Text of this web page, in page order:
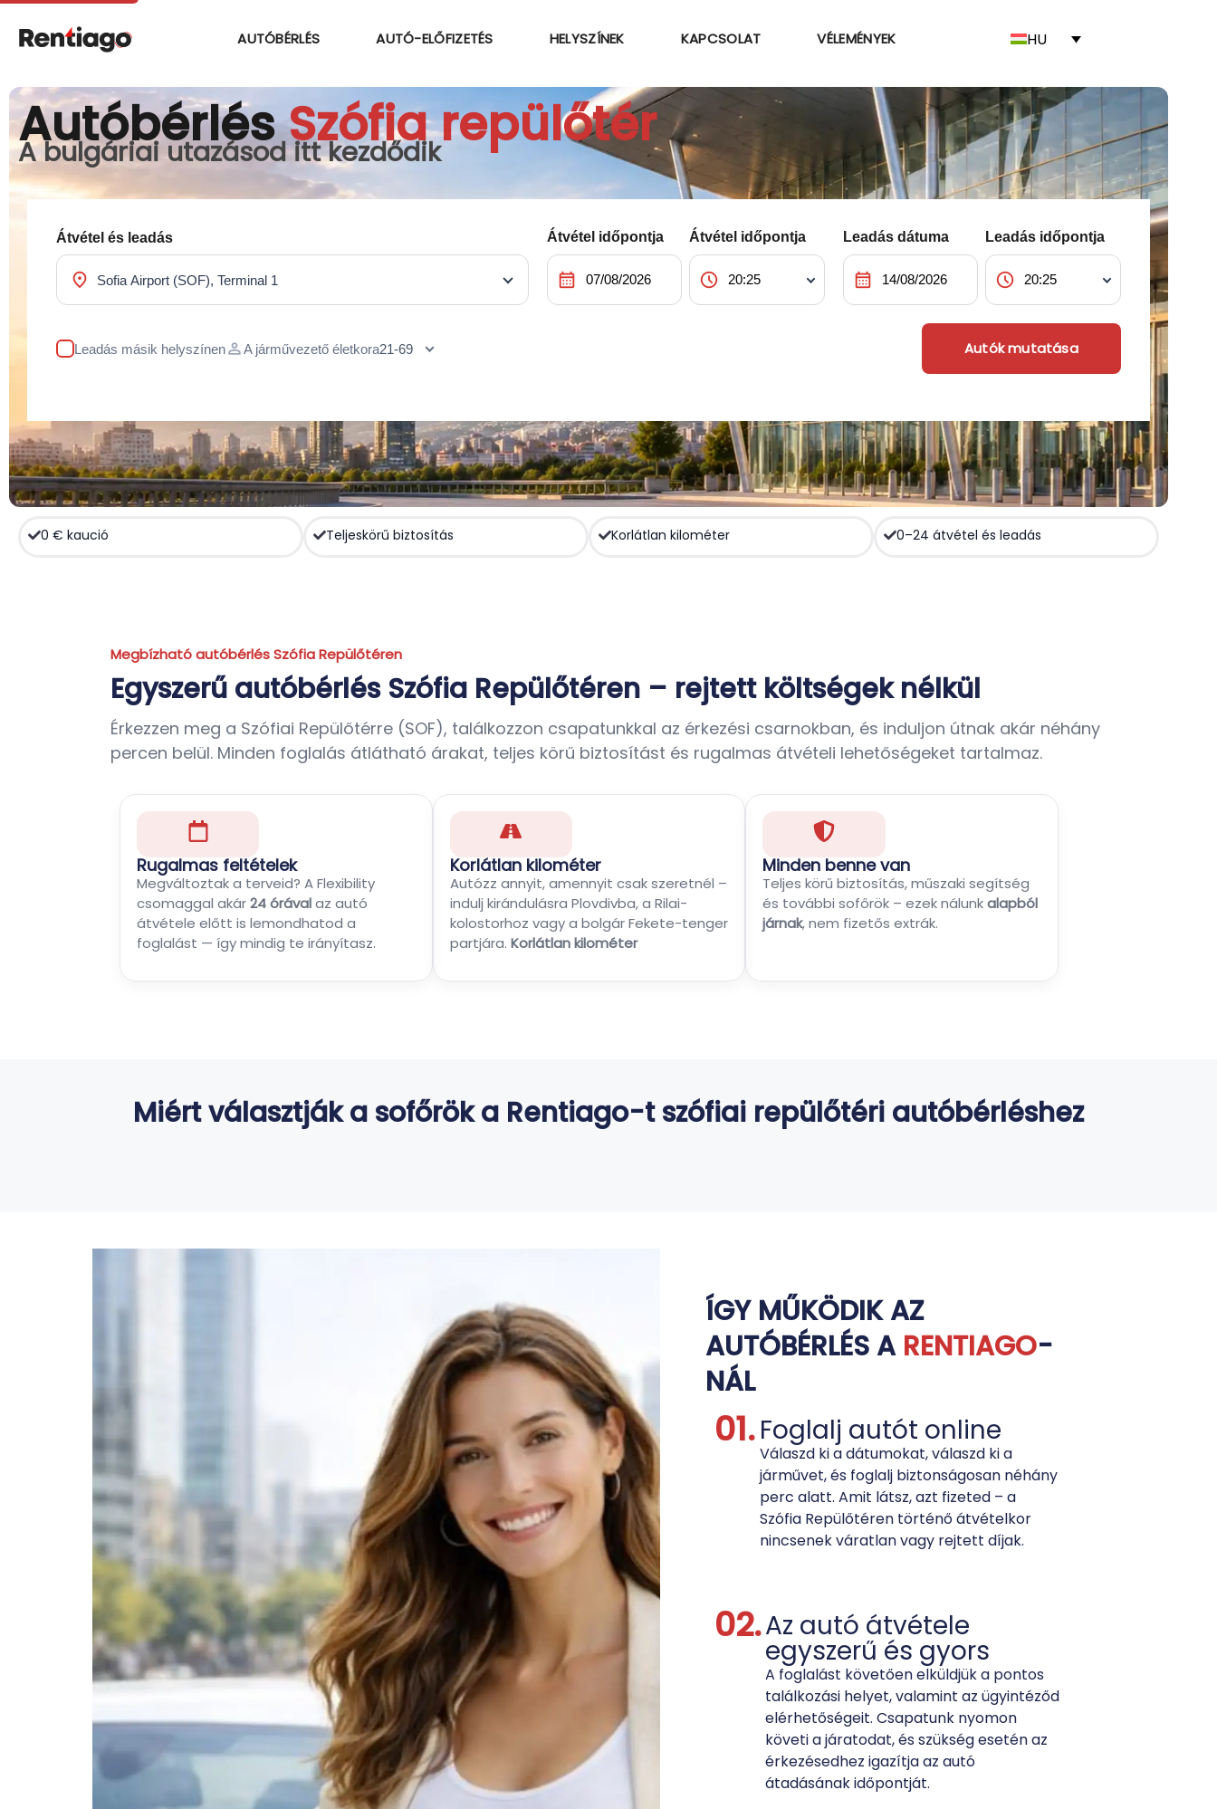
AUTÓBÉRLÉS AUTÓ-ELŐFIZETÉS HELYSZÍNEK KAPCSOLAT VÉLEMÉNYEK HU
AutóbérlésSzófia repülőtér
A bulgáriai utazásod itt kezdődik
Átvétel és leadás
location_on
Átvétel időpontja
calendar_month
Átvétel időpontja
schedule
Leadás dátuma
calendar_month
Leadás időpontja
schedule
Leadás másik helyszínenpersonA járművezető életkora Autók mutatása
0 € kaució Teljeskörű biztosítás Korlátlan kilométer 0–24 átvétel és leadás
Megbízható autóbérlés Szófia Repülőtéren
Egyszerű autóbérlés Szófia Repülőtéren – rejtett költségek nélkül
Érkezzen meg a Szófiai Repülőtérre (SOF), találkozzon csapatunkkal az érkezési csarnokban, és induljon útnak akár néhány
percen belül. Minden foglalás átlátható árakat, teljes körű biztosítást és rugalmas átvételi lehetőségeket tartalmaz.
Rugalmas feltételek
Megváltoztak a terveid? A Flexibility
csomaggal akár24 órávalaz autó
átvétele előtt is lemondhatod a
foglalást — így mindig te irányítasz.
Korlátlan kilométer
Autózz annyit, amennyit csak szeretnél –
indulj kirándulásra Plovdivba, a Rilai-
kolostorhoz vagy a bolgár Fekete-tenger
partjára. Korlátlan kilométer
Minden benne van
Teljes körű biztosítás, műszaki segítség
és további sofőrök – ezek nálunkalapból
járnak, nem fizetős extrák.
Miért választják a sofőrök a Rentiago-t szófiai repülőtéri autóbérléshez
ÍGY MŰKÖDIK AZ
AUTÓBÉRLÉS A RENTIAGO-
NÁL
01.Foglalj autót online
Válaszd ki a dátumokat, válaszd ki a
járművet, és foglalj biztonságosan néhány
perc alatt. Amit látsz, azt fizeted – a
Szófia Repülőtéren történő átvételkor
nincsenek váratlan vagy rejtett díjak.
02.Az autó átvétele
egyszerű és gyors
A foglalást követően elküldjük a pontos
találkozási helyet, valamint az ügyintéződ
elérhetőségeit. Csapatunk nyomon
követi a járatodat, és szükség esetén az
érkezésedhez igazítja az autó
átadásának időpontját.